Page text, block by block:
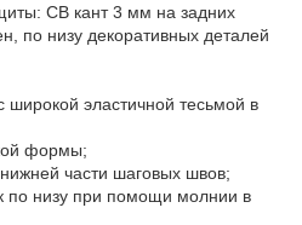
СВ кант 3 мм на задних
по низу декоративных деталей
широкой эластичной тесьмой в
формы;
части шаговых швов;
по низу при помощи молнии в